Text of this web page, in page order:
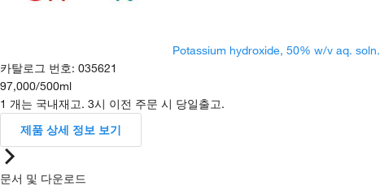
Potassium hydroxide, 50% w/v aq. soln.
카탈로그 번호: 035621
97,000/500ml
1 개는 국내재고. 3시 이전 주문 시 당일출고.
제품 상세 정보 보기
문서 및 다운로드